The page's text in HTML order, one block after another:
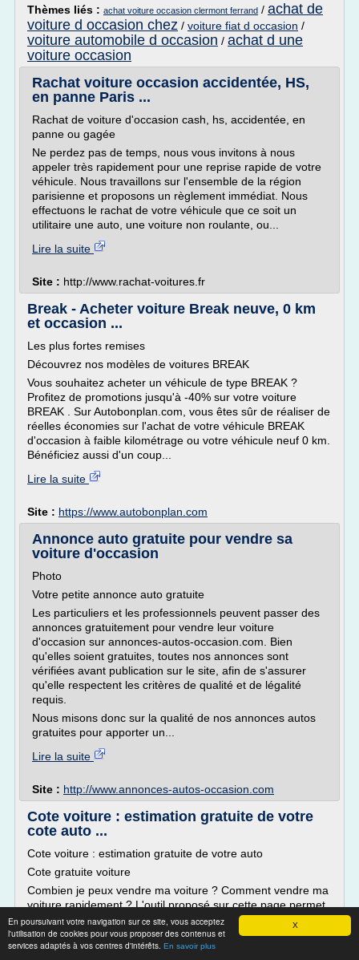
X
En poursuivant votre navigation sur ce site, vous acceptez
l'utilisation de cookies pour vous proposer des contenus et
services adaptés à vos centres d'intérêts. En savoir plus
Thèmes liés : achat voiture occasion clermont ferrand / achat de
voiture d occasion chez / voiture fiat d occasion /
voiture automobile d occasion / achat d une
voiture occasion
Rachat voiture occasion accidentée, HS,
en panne Paris ...
Rachat de voiture d'occasion cash, hs, accidentée, en
panne ou gagée
Ne perdez pas de temps, nous vous invitons à nous
appeler très rapidement pour une reprise rapide de votre
véhicule. Nous travaillons sur l'ensemble de la région
parisienne et proposons un règlement immédiat. Nous
effectuons le rachat de votre véhicule que ce soit un
utilitaire une auto, une voiture non roulante, ou...
Lire la suite
Site : http://www.rachat-voitures.fr
Break - Acheter voiture Break neuve, 0 km
et occasion ...
Les plus fortes remises
Découvrez nos modèles de voitures BREAK
Vous souhaitez acheter un véhicule de type BREAK ?
Profitez de promotions jusqu'à -40% sur votre voiture
BREAK . Sur Autobonplan.com, vous êtes sûr de réaliser de
réelles économies sur l'achat de votre véhicule BREAK
d'occasion à faible kilométrage ou votre véhicule neuf 0 km.
Bénéficiez aussi d'un coup...
Lire la suite
Site : https://www.autobonplan.com
Annonce auto gratuite pour vendre sa
voiture d'occasion
Photo
Votre petite annonce auto gratuite
Les particuliers et les professionnels peuvent passer des
annonces gratuitement pour vendre leur voiture
d'occasion sur annonces-autos-occasion.com. Bien
qu'elles soient gratuites, toutes nos annonces sont
vérifiées avant publication sur le site, afin de s'assurer
qu'elle respectent les critères de qualité et de légalité
requis.
Nous misons donc sur la qualité de nos annonces autos
gratuites pour apporter un...
Lire la suite
Site : http://www.annonces-autos-occasion.com
Cote voiture : estimation gratuite de votre
cote auto ...
Cote voiture : estimation gratuite de votre auto
Cote gratuite voiture
Combien je peux vendre ma voiture ? Comment vendre ma
voiture rapidement ? L'outil proposé sur cette page permet
d'avoir une estimation gratuite et immédiate de la cote auto
de votre véhicule d'occasion en fonction de la marque, du
modèle et du kilométrage en lien avec les meilleux prix des